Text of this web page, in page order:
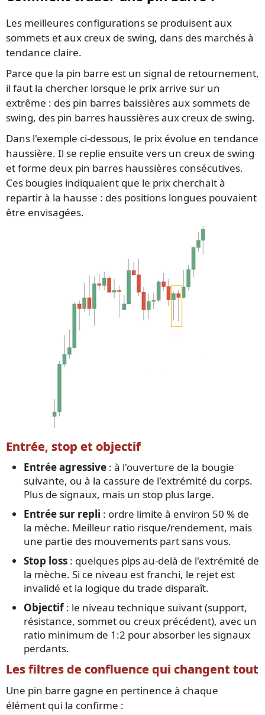
Les meilleures configurations se produisent aux
sommets et aux creux de swing, dans des marchés à
tendance claire.
Parce que la pin barre est un signal de retournement,
il faut la chercher lorsque le prix arrive sur un
extrême : des pin barres baissières aux sommets de
swing, des pin barres haussières aux creux de swing.
Dans l'exemple ci-dessous, le prix évolue en tendance
haussière. Il se replie ensuite vers un creux de swing
et forme deux pin barres haussières consécutives.
Ces bougies indiquaient que le prix cherchait à
repartir à la hausse : des positions longues pouvaient
être envisagées.
Entrée, stop et objectif
Entrée agressive : à l'ouverture de la bougie
suivante, ou à la cassure de l'extrémité du corps.
Plus de signaux, mais un stop plus large.
Entrée sur repli : ordre limite à environ 50 % de
la mèche. Meilleur ratio risque/rendement, mais
une partie des mouvements part sans vous.
Stop loss : quelques pips au-delà de l'extrémité de
la mèche. Si ce niveau est franchi, le rejet est
invalidé et la logique du trade disparaît.
Objectif: le niveau technique suivant (support,
résistance, sommet ou creux précédent), avec un
ratio minimum de 1:2 pour absorber les signaux
perdants.
Les filtres de confluence qui changent tout
Une pin barre gagne en pertinence à chaque
élément qui la confirme :